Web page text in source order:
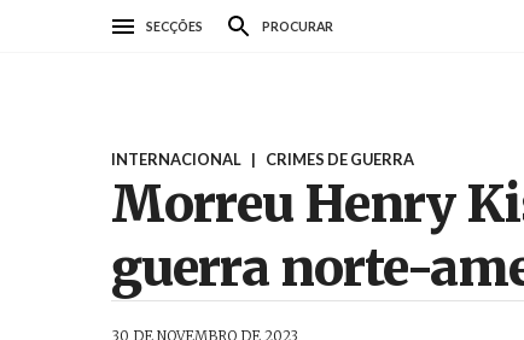
SECÇÕES PROCURAR
INTERNACIONAL | CRIMES DE GUERRA
Morreu Henry
guerra norte-
30 DE NOVEMBRO DE 2023